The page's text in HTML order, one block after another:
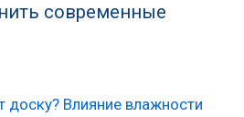
современные